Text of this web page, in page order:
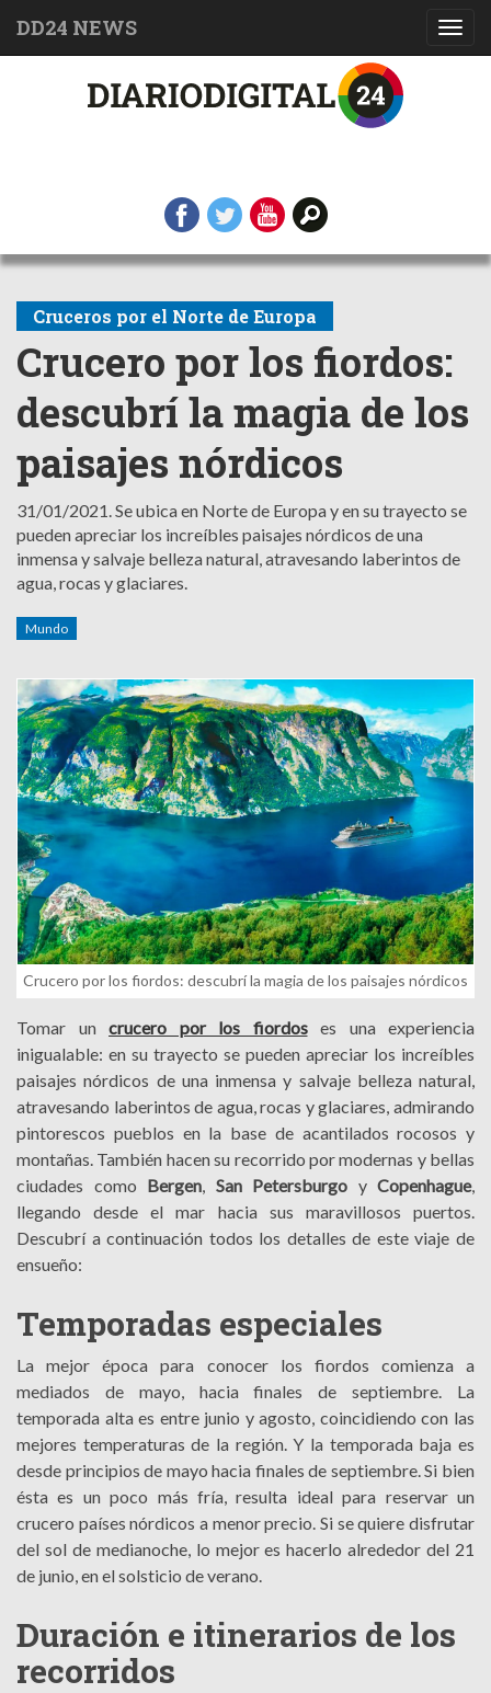
DD24 NEWS
Cruceros por el Norte de Europa
Crucero por los fiordos:
descubrí la magia de los
paisajes nórdicos
31/01/2021.Se ubica en Norte de Europa y en su trayecto se
pueden apreciar los increíbles paisajes nórdicos de una
inmensa y salvaje belleza natural, atravesando laberintos de
agua, rocas y glaciares.
Mundo
Crucero por los fiordos: descubrí la magia de los paisajes nórdicos
Tomar un crucero por los fiordoses una experiencia
inigualable: en su trayecto se pueden apreciar los increíbles
paisajes nórdicos de una inmensa y salvaje belleza natural,
atravesando laberintos de agua, rocas y glaciares, admirando
pintorescos pueblos en la base de acantilados rocosos y
montañas. También hacen su recorrido por modernas y bellas
ciudades como Bergen, San Petersburgo y Copenhague,
llegando desde el mar hacia sus maravillosos puertos.
Descubrí a continuación todos los detalles de este viaje de
ensueño:
Temporadas especiales
La mejor época para conocer los fiordos comienza a
mediados de mayo, hacia finales de septiembre. La
temporada alta es entre junio y agosto, coincidiendo con las
mejores temperaturas de la región. Y la temporada baja es
desde principios de mayo hacia finales de septiembre. Si bien
ésta es un poco más fría, resulta ideal para reservar un
crucero países nórdicos a menor precio. Si se quiere disfrutar
del sol de medianoche, lo mejor es hacerlo alrededor del 21
de junio, en el solsticio de verano.
Duración e itinerarios de los
recorridos